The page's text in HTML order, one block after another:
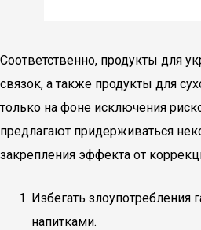
Соответственно, продукты для
связок, а также продукты для
только на фоне исключения
предлагают придерживаться
закрепления эффекта от
Избегать злоупотребления
напитками.